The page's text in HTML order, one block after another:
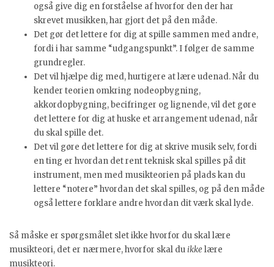
også give dig en forståelse af hvorfor den der har
skrevet musikken, har gjort det på den måde.
Det gør det lettere for dig at spille sammen med andre,
fordi i har samme “udgangspunkt”. I følger de samme
grundregler.
Det vil hjælpe dig med, hurtigere at lære udenad. Når du
kender teorien omkring nodeopbygning,
akkordopbygning, becifringer og lignende, vil det gøre
det lettere for dig at huske et arrangement udenad, når
du skal spille det.
Det vil gøre det lettere for dig at skrive musik selv, fordi
en ting er hvordan det rent teknisk skal spilles på dit
instrument, men med musikteorien på plads kan du
lettere “notere” hvordan det skal spilles, og på den måde
også lettere forklare andre hvordan dit værk skal lyde.
Så måske er spørgsmålet slet ikke hvorfor du skal lære
musikteori, det er nærmere, hvorfor skal duikke lære
musikteori.